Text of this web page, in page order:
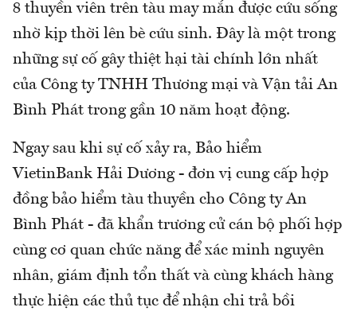
8 thuyền viên trên tàu may mắn được cứu sống
nhờ kịp thời lên bè cứu sinh. Đây là một trong
những sự cố gây thiệt hại tài chính lớn nhất
của Công ty TNHH Thương mại và Vận tải An
Bình Phát trong gần 10 năm hoạt động.
Ngay sau khi sự cố xảy ra, Bảo hiểm
VietinBank Hải Dương - đơn vị cung cấp hợp
đồng bảo hiểm tàu thuyền cho Công ty An
Bình Phát - đã khẩn trương cử cán bộ phối hợp
cùng cơ quan chức năng để xác minh nguyên
nhân, giám định tổn thất và cùng khách hàng
thực hiện các thủ tục để nhận chi trả bồi